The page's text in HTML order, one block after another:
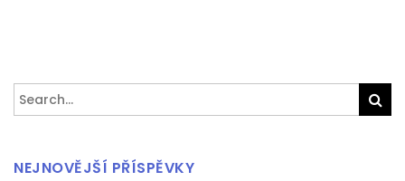
Search
for:
NEJNOVĚJŠÍ PŘÍSPĚVKY